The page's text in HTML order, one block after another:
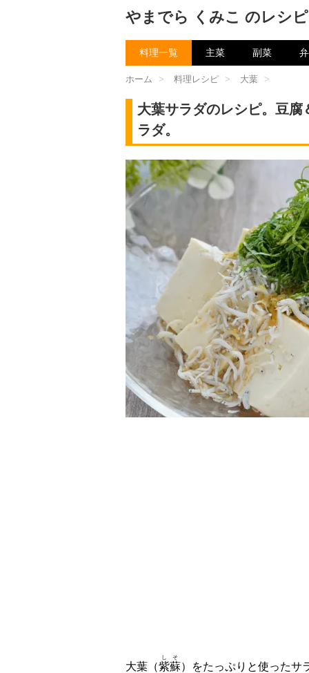
やまでら くみこ のレシピ
料理一覧 主菜 副菜
ホーム > 料理レシピ > 大葉 >
大葉サラダのレシピ。豆
ラダ。
大葉（紫蘇
しそ
）をたっぷりと使ったサ